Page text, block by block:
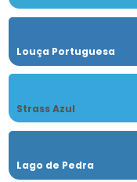
Louça Portuguesa
Strass Azul
Lago de Pedra